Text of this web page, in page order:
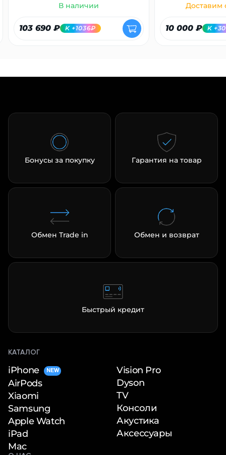
В наличии
103 690 ₽ K +1036₽
Доставим
10 000 ₽ K
Бонусы за покупку Гарантия на товар
Обмен Trade in Обмен и возврат
Быстрый кредит
КАТАЛОГ
iPhone NEW
AirPods
Xiaomi
Samsung
Apple Watch
iPad
Mac
Vision Pro
Dyson
TV
Консоли
Акустика
Аксессуары